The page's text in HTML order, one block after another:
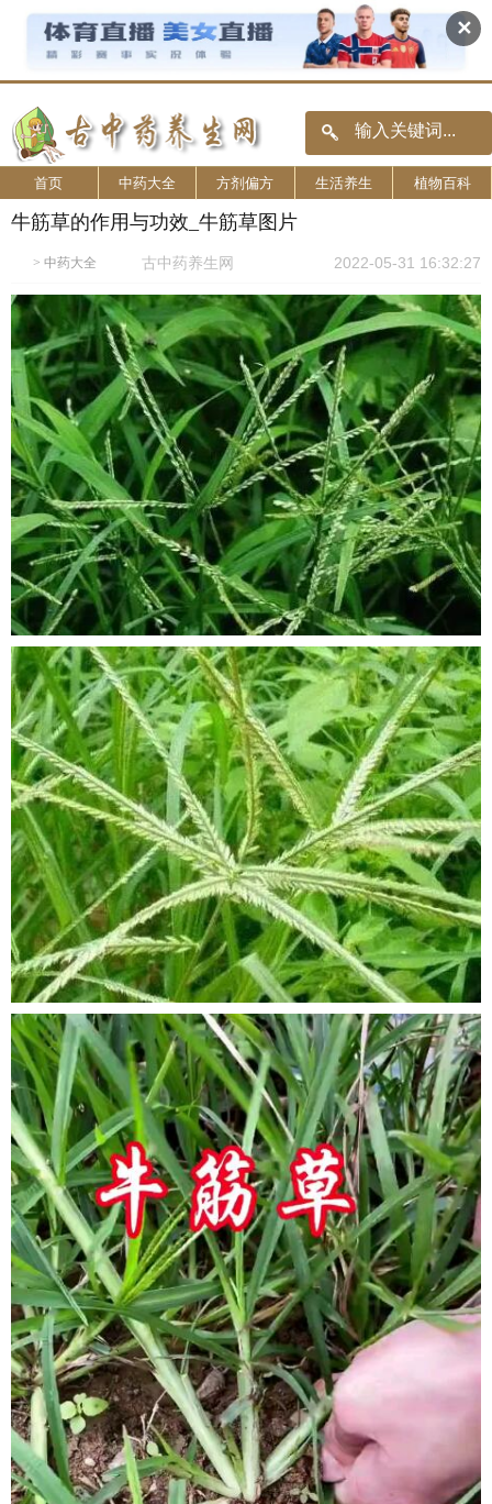
✕
首页 中药大全 方剂偏方 生活养生 植物百科
牛筋草的作用与功效_牛筋草图片
> 中药大全 古中药养生网 2022-05-31 16:32:27